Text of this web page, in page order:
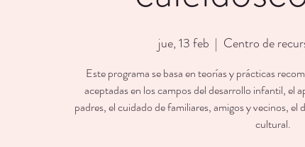
jue, 13 feb
  |
Centro de
Este programa se basa en teorías y prácticas
aceptadas en los campos del desarrollo infantil, el
padres, el cuidado de familiares, amigos y vecinos,
cultural.